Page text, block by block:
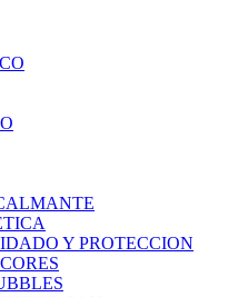
Y PROTECCION